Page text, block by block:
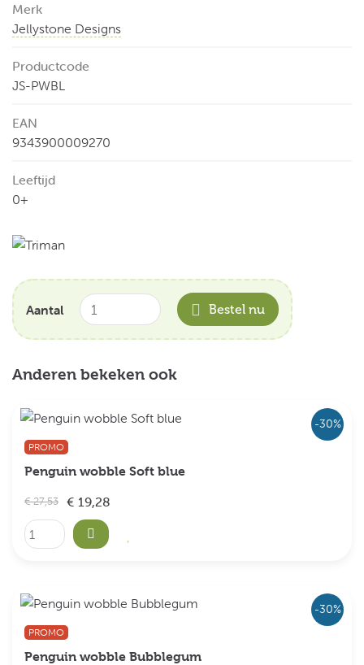
Merk
Jellystone Designs
Productcode
JS-PWBL
EAN
9343900009270
Leeftijd
0+
Aantal Bestel nu
Anderen bekeken ook
-30%
PROMO
Penguin wobble Soft blue
€ 27,53 € 19,28
-30%
PROMO
Penguin wobble Bubblegum